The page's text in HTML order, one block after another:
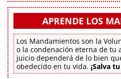
APRENDE LOS
Los Mandamientos son la
o la condenación eterna de tu
juicio dependerá de lo bien
obedecido en tu vida. ¡Salva